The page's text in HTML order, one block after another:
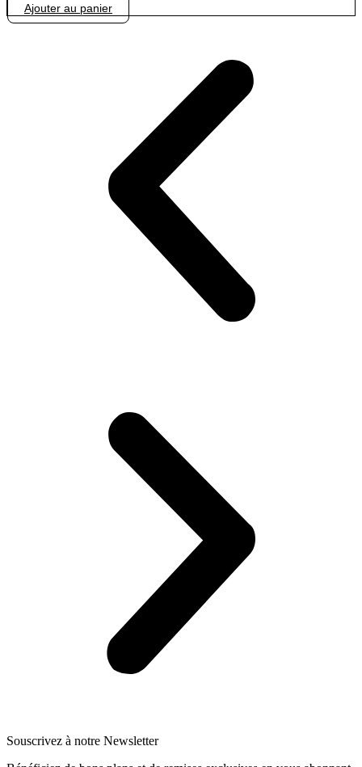
Ajouter au panier
Souscrivez à notre Newsletter